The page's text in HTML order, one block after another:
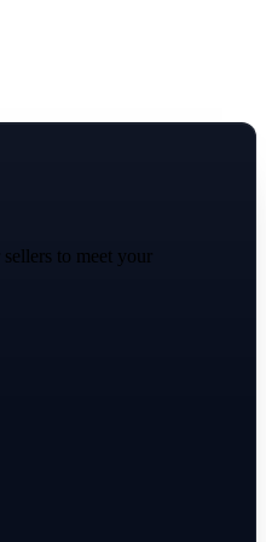
to meet your